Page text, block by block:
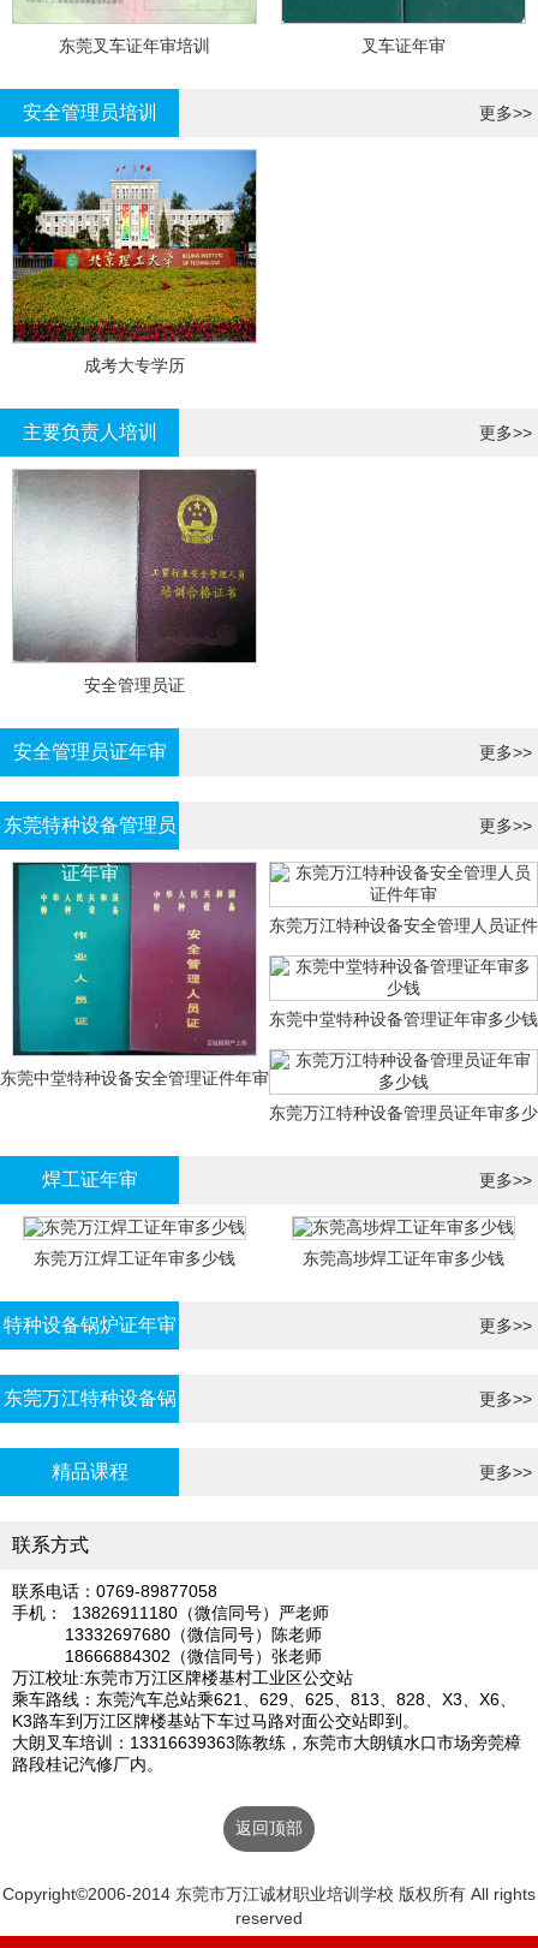
东莞叉车证年审培训 叉车证年审
安全管理员培训 更多>>
成考大专学历
主要负责人培训 更多>>
安全管理员证
安全管理员证年审 更多>>
东莞特种设备管理员
证年审
更多>>
东莞中堂特种设备安全管理证件年审
东莞万江特种设备安全管理人员证件
年审
东莞中堂特种设备管理证年审多少钱
东莞万江特种设备管理员证年审多少
焊工证年审 更多>>
东莞万江焊工证年审多少钱 东莞高埗焊工证年审多少钱
特种设备锅炉证年审 更多>>
东莞万江特种设备锅
炉证年审
更多>>
精品课程 更多>>
联系方式
联系电话：0769-89877058
手机： 13826911180（微信同号）严老师
13332697680（微信同号）陈老师
18666884302（微信同号）张老师
万江校址:东莞市万江区牌楼基村工业区公交站
乘车路线：东莞汽车总站乘621、629、625、813、828、X3、X6、
K3路车到万江区牌楼基站下车过马路对面公交站即到。
大朗叉车培训：13316639363陈教练，东莞市大朗镇水口市场旁莞樟
路段桂记汽修厂内。
返回顶部
Copyright©2006-2014 东莞市万江诚材职业培训学校 版权所有 All rights
reserved